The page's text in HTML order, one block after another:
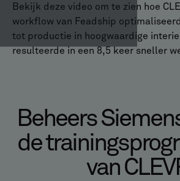
Bekijk deze video om te zien hoe
workflow van Feadship
tot productie in hoogwaardige
resulteerde in een 8,5 keer sneller
Beheers
de
van